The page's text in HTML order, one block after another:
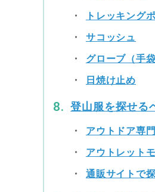
トレッキング
サコッシュ
グローブ（手袋
日焼け止め
登山服を探せる
アウトドア専
アウトレット
通販サイトで